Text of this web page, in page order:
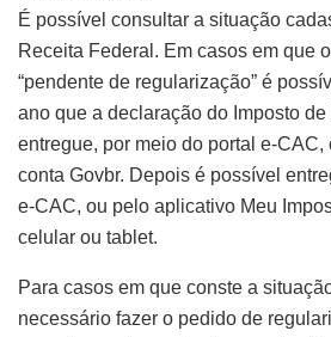
É possível consultar a situação
Receita Federal. Em casos em que
“pendente de regularização” é
ano que a declaração do Imposto
entregue, por meio do portal e-CAC,
conta Govbr. Depois é possível
e-CAC, ou pelo aplicativo Meu
celular ou tablet.
Para casos em que conste a
necessário fazer o pedido de